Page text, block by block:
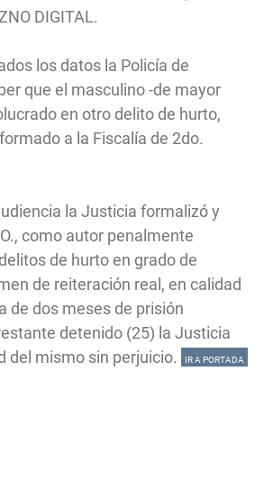
DIGITAL.
los datos la Policía de
que el masculino -de mayor
en otro delito de hurto,
a la Fiscalía de 2do.
la Justicia formalizó y
como autor penalmente
de hurto en grado de
de reiteración real, en calidad
de dos meses de prisión
detenido (25) la Justicia
del mismo sin perjuicio.
IR A PORTADA